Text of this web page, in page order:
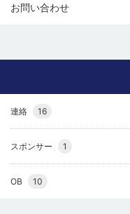
お問い合わせ
連絡 16
スポンサー 1
OB 10